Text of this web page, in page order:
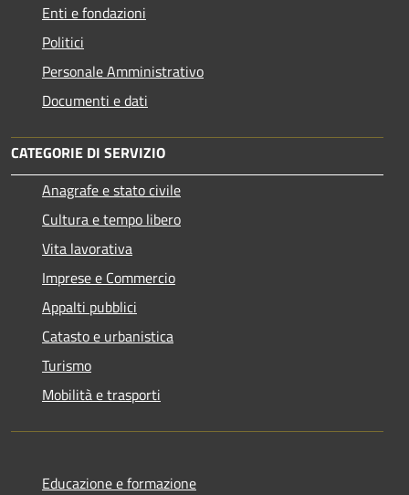
Enti e fondazioni
Politici
Personale Amministrativo
Documenti e dati
CATEGORIE DI SERVIZIO
Anagrafe e stato civile
Cultura e tempo libero
Vita lavorativa
Imprese e Commercio
Appalti pubblici
Catasto e urbanistica
Turismo
Mobilità e trasporti
Educazione e formazione